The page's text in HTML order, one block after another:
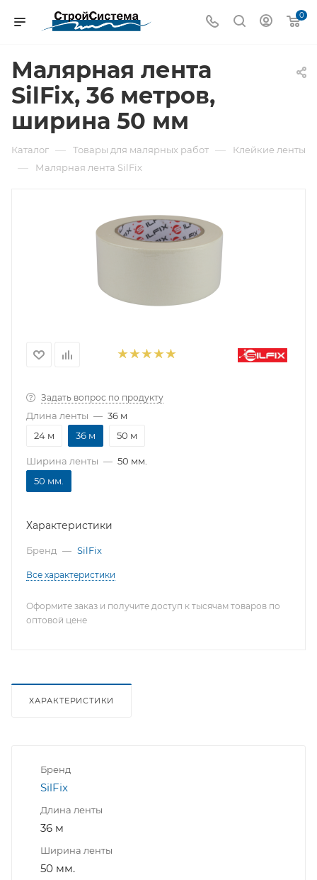
0
Малярная лента
SilFix, 36 метров,
ширина 50 мм
Каталог — Товары для малярных работ — Клейкие ленты
— Малярная лента SilFix
Задать вопрос по продукту
Длина ленты — 36 м
24 м
36 м 50 м
Ширина ленты — 50 мм.
50 мм.
Характеристики
Бренд — SilFix
Все характеристики
Оформите заказ и получите доступ к тысячам товаров по
оптовой цене
ХАРАКТЕРИСТИКИ
Бренд
SilFix
Длина ленты
36 м
Ширина ленты
50 мм.